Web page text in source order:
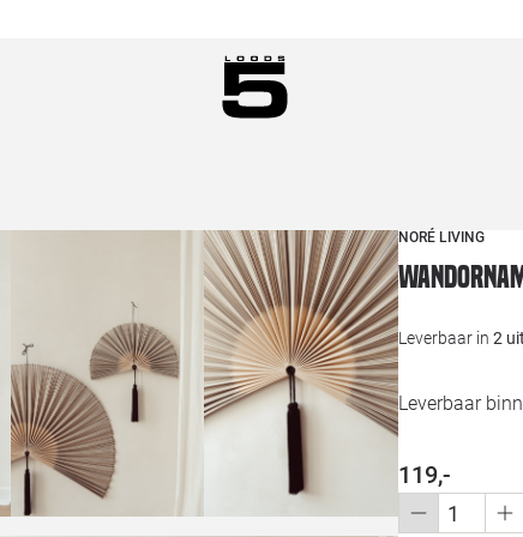
NORÉ LIVING
Leverbaar in 2
Leverbaar
119,-